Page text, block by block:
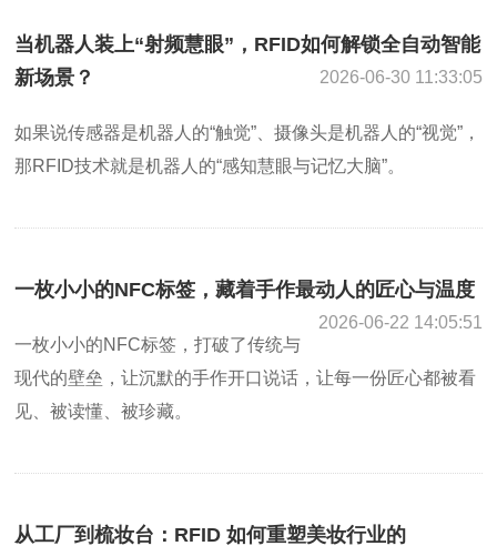
当机器人装上“射频慧眼”，RFID如何解锁全自动智能
新场景？
2026-06-30 11:33:05
如果说传感器是机器人的“触觉”、摄像头是机器人的“视觉”，
那RFID技术就是机器人的“感知慧眼与记忆大脑”。
一枚小小的NFC标签，藏着手作最动人的匠心与温度
2026-06-22 14:05:51
一枚小小的NFC标签，打破了传统与
现代的壁垒，让沉默的手作开口说话，让每一份匠心都被看
见、被读懂、被珍藏。
从工厂到梳妆台：RFID 如何重塑美妆行业的